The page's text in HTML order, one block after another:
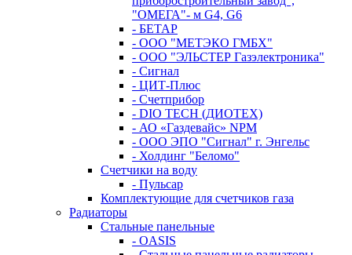
"ОМЕГА"- м G4, G6
- БЕТАР
- ООО "МЕТЭКО ГМБХ"
- ООО "ЭЛЬСТЕР Газэлектроника"
- Сигнал
- ЦИТ-Плюс
- Счетприбор
- DIO TECH (ДИОТЕХ)
- АО «Газдевайс» NPM
- ООО ЭПО "Сигнал" г. Энгельс
- Холдинг "Беломо"
Счетчики на воду
- Пульсар
Комплектующие для счетчиков газа
Радиаторы
Стальные панельные
- OASIS